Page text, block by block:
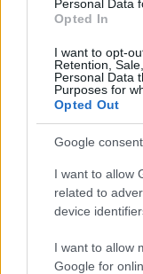
Personal Data
Opted In
I want to opt-
Retention,
Personal Data
Purposes for
Opted Out
Google
I want to allow
related to
device
I want to allow
Google for
ΠΕΡΙΣΣΟΤΕΡΑ
Ακολουθήστε το
πρώτοι όλες τις
Δείτε όλες τις